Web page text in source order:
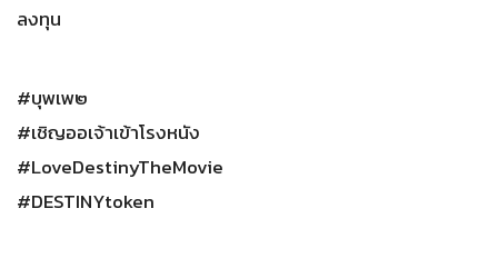
ลงทุน
#บุพเพ๒
#เชิญออเจ้าเข้าโรงหนัง
#LoveDestinyTheMovie
#DESTINYtoken